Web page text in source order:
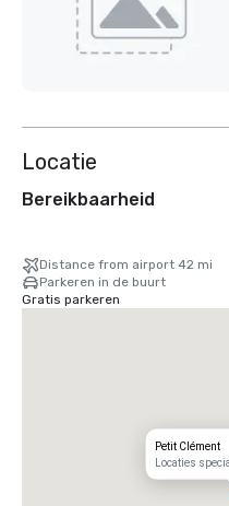
Locatie
Bereikbaarheid
Distance from airport 42 mi
Parkeren in de buurt
Gratis parkeren
Petit Clément
Locaties